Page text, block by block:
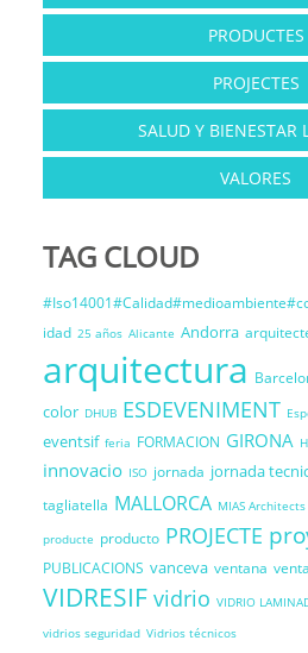
PRODUCTES
PROJECTES
SALUD Y BIENESTAR
VALORES
TAG CLOUD
idad 25 años Alicante Andorra
arquitectura
color DHUB ESDEVENIMENT
eventsif feria FORMACION GIRONA
innovacio ISO jornada jornada
tagliatella MALLORCA MIAS Architects
producte producto PROJECTE
PUBLICACIONS vanceva ventana
VIDRESIF vidrio VIDRIO
vidrios seguridad Vidrios técnicos